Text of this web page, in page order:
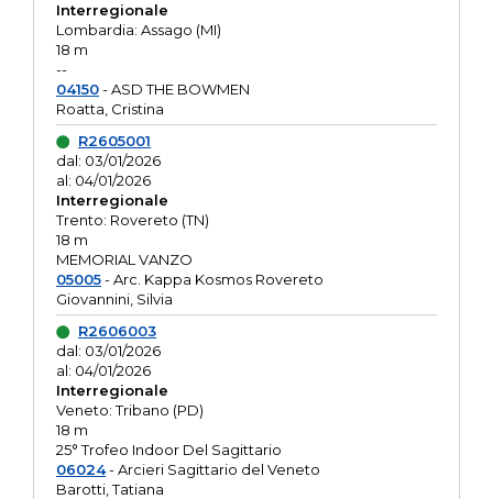
Interregionale
Lombardia: Assago (MI)
18 m
--
04150- ASD THE BOWMEN
Roatta, Cristina
R2605001
dal: 03/01/2026
al: 04/01/2026
Interregionale
Trento: Rovereto (TN)
18 m
MEMORIAL VANZO
05005- Arc. Kappa Kosmos Rovereto
Giovannini, Silvia
R2606003
dal: 03/01/2026
al: 04/01/2026
Interregionale
Veneto: Tribano (PD)
18 m
25° Trofeo Indoor Del Sagittario
06024- Arcieri Sagittario del Veneto
Barotti, Tatiana